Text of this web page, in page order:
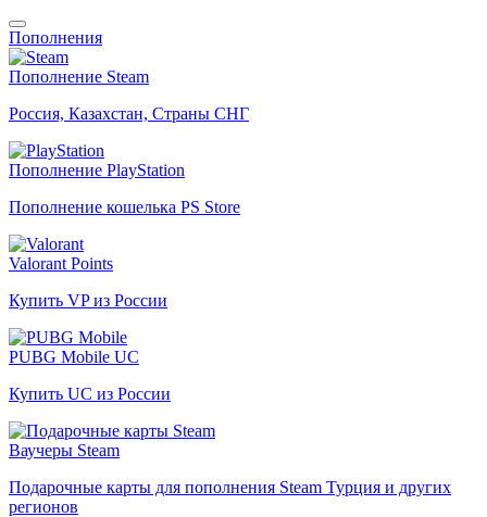
Пополнения
Пополнение Steam
Россия, Казахстан, Страны СНГ
Пополнение PlayStation
Пополнение кошелька PS Store
Valorant Points
Купить VP из России
PUBG Mobile UC
Купить UC из России
Ваучеры Steam
Подарочные карты для пополнения Steam Турция и других
регионов